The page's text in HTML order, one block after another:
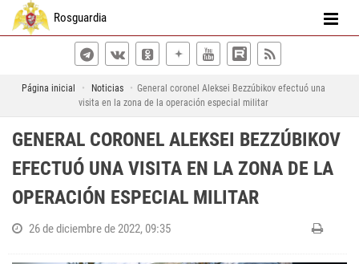
Rosguardia
Página inicial Noticias
General coronel Aleksei Bezzúbikov efectuó una
visita en la zona de la operación especial militar
GENERAL CORONEL ALEKSEI BEZZÚBIKOV
EFECTUÓ UNA VISITA EN LA ZONA DE LA
OPERACIÓN ESPECIAL MILITAR
26 de diciembre de 2022, 09:35